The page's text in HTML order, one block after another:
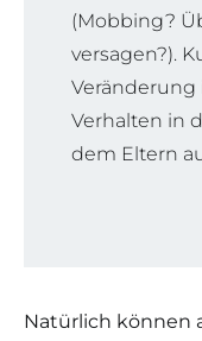
(Mobbing?
versagen?).
Verhalten in
dem Eltern
Natürlich können